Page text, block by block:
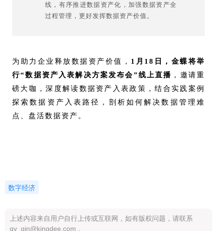
线，有序推进数据资产化，加强数据资产全
过程管理，更好发挥数据资产价值。
为助力企业释放数据资产价值， 1月18日，金蝶将举
行“数据资产入表解决方案发布会”线上直播 ，邀请重
磅大咖，深度解读数据资产入表政策，结合实践案例
探索数据资产入表路径，剖析如何解决数据管理难
点、盘活数据资产。
数字经济
上述内容来自用户自行上传或互联网，如有版权问题，请联系
qy_qin@kingdee.com 。